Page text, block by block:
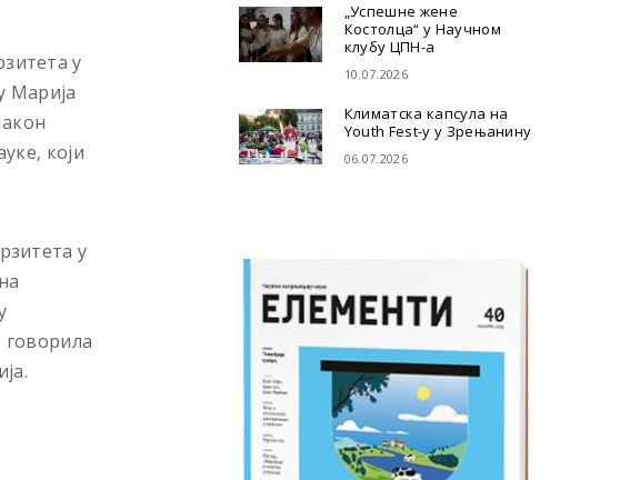
у
Марија
који
у
„Успешне жене
Костолца“ у Научном
клубу ЦПН-а
10.07.2026
Климатска капсула на
Youth Fest-у у Зрењанину
06.07.2026